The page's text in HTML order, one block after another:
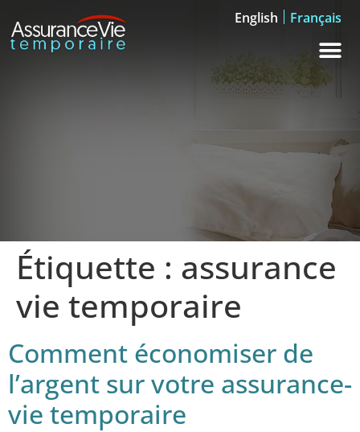
English Français
Étiquette : assurance
vie temporaire
Comment économiser de
l’argent sur votre assurance-
vie temporaire